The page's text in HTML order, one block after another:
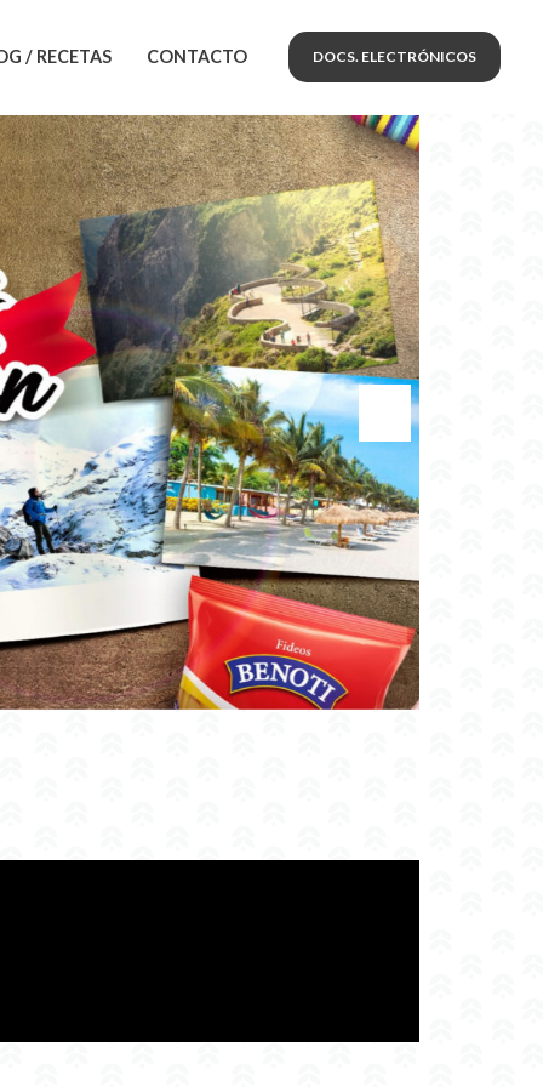
/ RECETAS CONTACTO DOCS. ELECTRÓNICOS